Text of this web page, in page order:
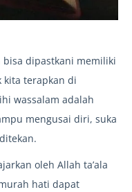
bisa dipastkani memiliki
kita terapkan di
wassalam adalah
mengusai diri, suka
oleh Allah ta’ala
hati dapat